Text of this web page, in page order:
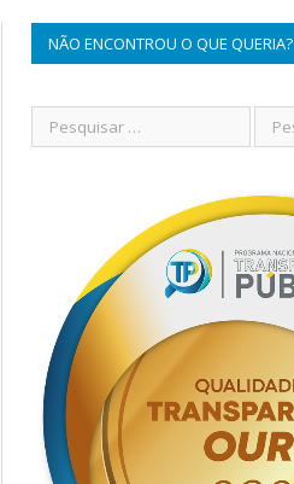
NÃO ENCONTROU O QUE QUERIA?